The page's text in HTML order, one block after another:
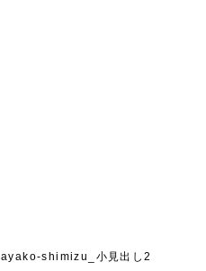
shimizu_小見出し2